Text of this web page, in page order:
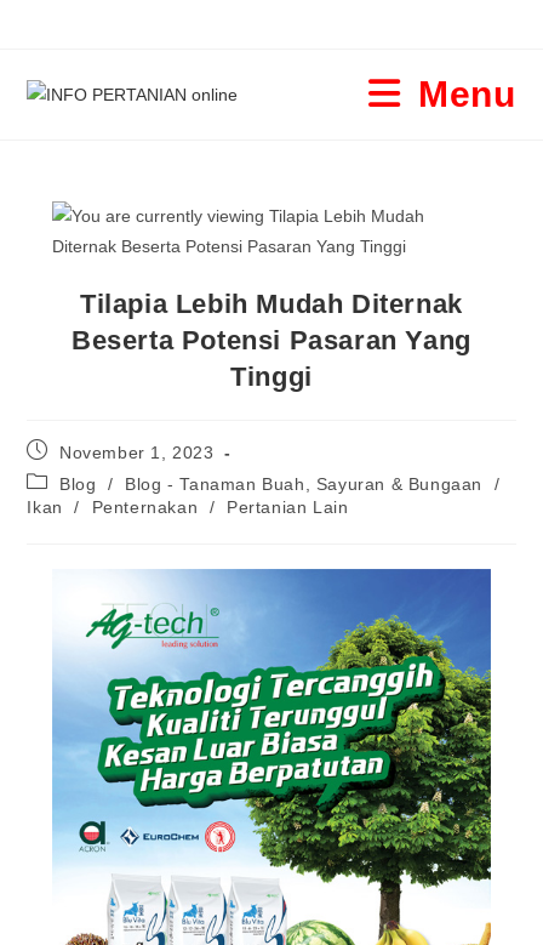
Menu
Tilapia Lebih Mudah Diternak
Beserta Potensi Pasaran Yang
Tinggi
November 1, 2023
Blog
/ Blog - Tanaman Buah, Sayuran & Bungaan
/
Ikan
/ Penternakan / Pertanian Lain